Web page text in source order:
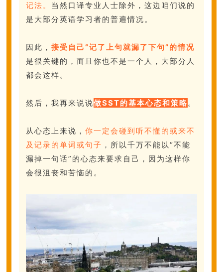
记法。 当然 口译专业人士除外，这边咱们说的
是大部分英语学习者的普遍情况。
因此，接受自己“记了上句就漏了下句”的情况
是很关键的，而且你也不是一个人，大部分人
都会这样。
然后，我再来说说做SST的基本心态和策略。
从心态上来说，你一定会碰到听不懂的或来不
及记录的单词或句子 ，所以千万不能以“不能
漏掉一句话”的心态来要求自己，因为这样你
会很沮丧和苦恼的。